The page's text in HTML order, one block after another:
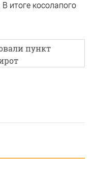
итоге косолапого
пункт